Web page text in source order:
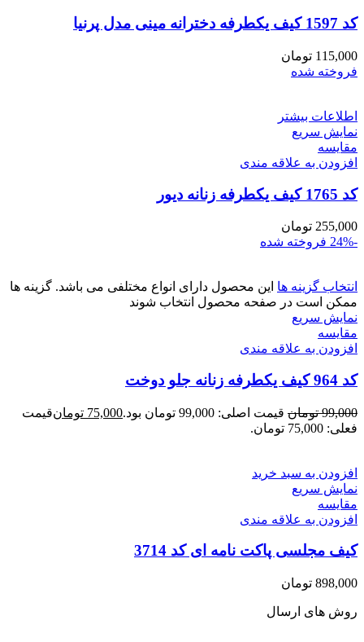
کد 1597 کیف یکطرفه دخترانه مینی مدل پرنیا
115,000 تومان
فروخته شده
اطلاعات بیشتر
نمایش سریع
مقايسه
افزودن به علاقه مندی
کد 1765 کیف یکطرفه زنانه دیور
255,000 تومان
-24%
فروخته شده
انتخاب گزینه ها این محصول دارای انواع مختلفی می باشد. گزینه ها
ممکن است در صفحه محصول انتخاب شوند
نمایش سریع
مقايسه
افزودن به علاقه مندی
کد 964 کیف یکطرفه زنانه جلو دوخت
99,000 تومان قیمت اصلی: 99,000 تومان بود. 75,000 تومانقیمت
فعلی: 75,000 تومان.
افزودن به سبد خرید
نمایش سریع
مقايسه
افزودن به علاقه مندی
کیف مجلسی پاکت نامه ای کد 3714
898,000 تومان
روش های ارسال